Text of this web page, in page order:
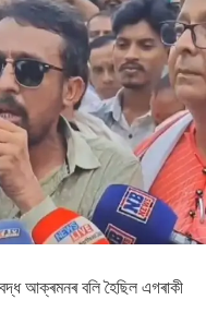
আক্ৰমনৰ বলি হৈছিল এগৰাকী